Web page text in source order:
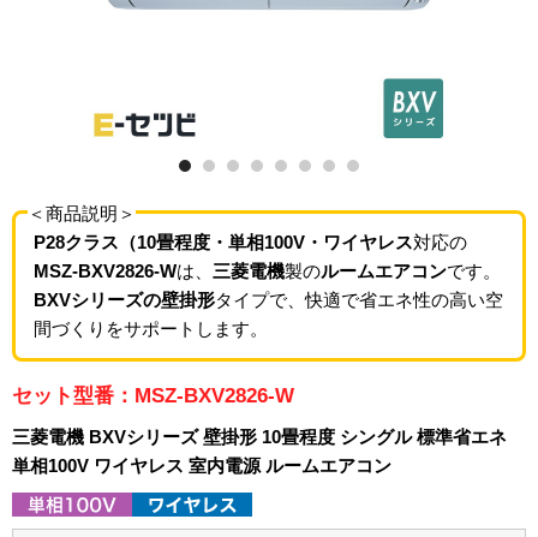
＜商品説明＞
P28クラス（10畳程度・単相100V・ワイヤレス対応の
MSZ-BXV2826-Wは、 三菱電機製のルームエアコンです。
BXVシリーズの壁掛形タイプで、快適で省エネ性の高い空
間づくりをサポートします。
セット型番：MSZ-BXV2826-W
三菱電機 BXVシリーズ 壁掛形 10畳程度 シングル 標準省エネ
単相100V ワイヤレス 室内電源 ルームエアコン